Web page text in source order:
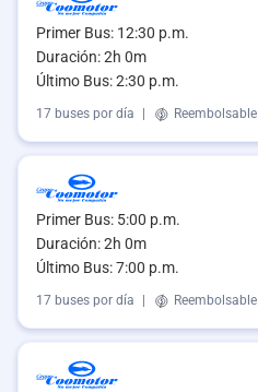
Primer Bus: 12:30 p.m.
Duración: 2h 0m
Último Bus: 2:30 p.m.
17 buses por día Reembolsable
Primer Bus: 5:00 p.m.
Duración: 2h 0m
Último Bus: 7:00 p.m.
17 buses por día Reembolsable